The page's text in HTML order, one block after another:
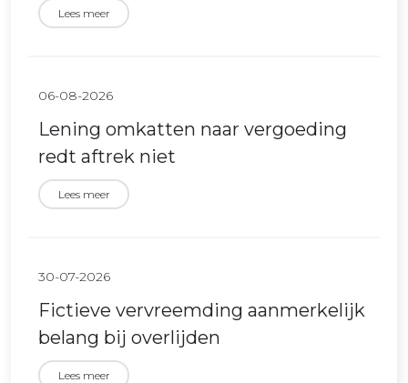
Lees meer
06-08-2026
Lening omkatten naar vergoeding
redt aftrek niet
Lees meer
30-07-2026
Fictieve vervreemding aanmerkelijk
belang bij overlijden
Lees meer